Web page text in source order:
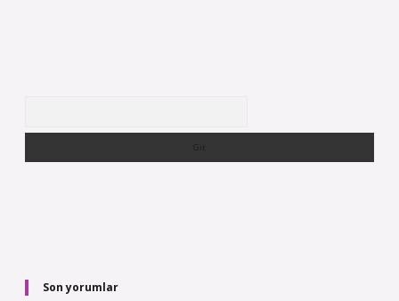
Son yorumlar